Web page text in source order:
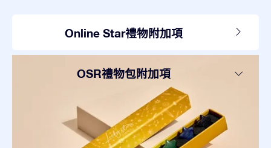
Online Star禮物附加項
OSR禮物包附加項